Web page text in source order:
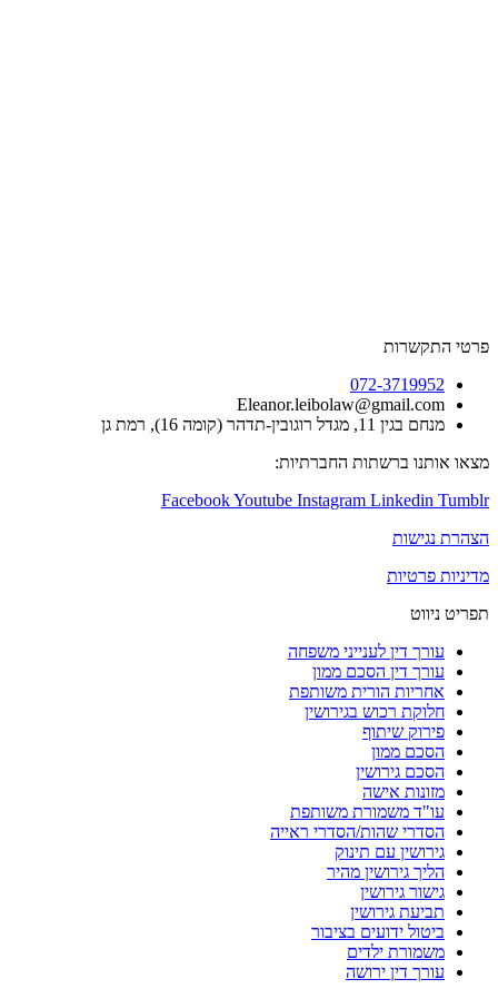
072-
תדהר (קומה 16), רמת גן
ברשתות החברתיות:
FacebookYoutube Instagram
דין לענייני משפחה
דין הסכם ממון
הורית משותפת
רכוש בגירושין
שיתוף
ממון
גירושין
אישה
משמורת משותפת
שהות/הסדרי ראייה
עם תינוק
גירושין מהיר
גירושין
גירושין
ידועים בציבור
ילדים
דין ירושה